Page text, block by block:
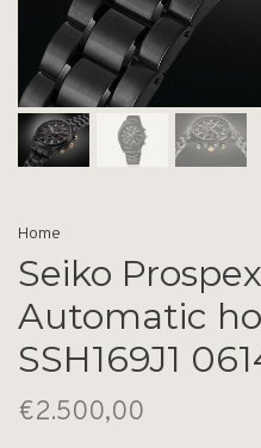
Home
Seiko
Automatic
SSH169J1
€2.500,00